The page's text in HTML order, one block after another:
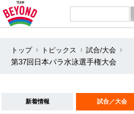
トップ トピックス
試合/大会
第37回日本パラ水泳選手権大会
新着情報 試合／大会